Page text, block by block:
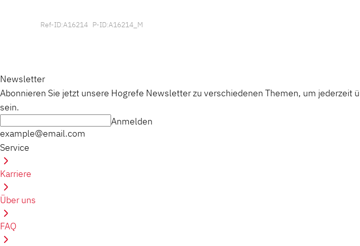
Ref-ID:A16214 P-ID:A16214_M
Newsletter
Abonnieren Sie jetzt unsere Hogrefe Newsletter zu verschiedenen Themen, um
sein.
example@email.com
Anmelden
Service
Karriere
Über uns
FAQ